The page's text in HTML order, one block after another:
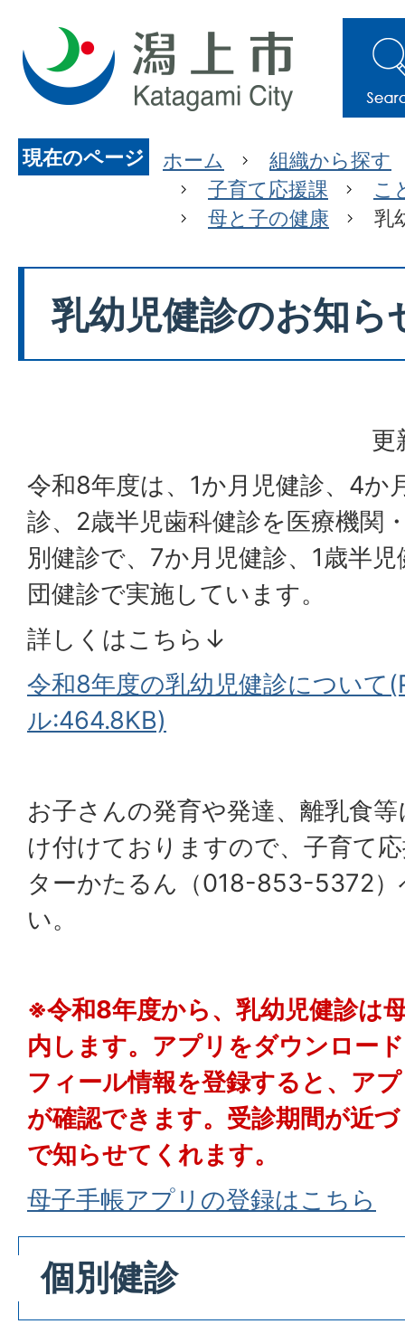
現在のページ ホーム
組織から探す
子育て応援課
こ
母と子の健康
乳
乳幼児健診のお知ら
更
令和8年度は、1か月児健診、4か
診、2歳半児歯科健診を医療機関
別健診で、7か月児健診、1歳半
団健診で実施しています。
詳しくはこちら↓
令和8年度の乳幼児健診について
ル:464.8KB)
お子さんの発育や発達、離乳食
け付けておりますので、子育て
ターかたるん（018-853-5372
い。
※令和8年度から、乳幼児健診は
内します。アプリをダウンロー
フィール情報を登録すると、ア
が確認できます。受診期間が近
で知らせてくれます。
母子手帳アプリの登録はこちら
個別健診